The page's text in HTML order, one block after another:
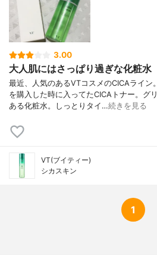
3.00
大人肌にはさっぱり過ぎな化粧水
最近、人気のあるVTコスメのCICAライン
を購入した時に入ってたCICAトナー。グ
ある化粧水。しっとりタイ…続きを見る
VT(ブイティー)
シカスキン
1